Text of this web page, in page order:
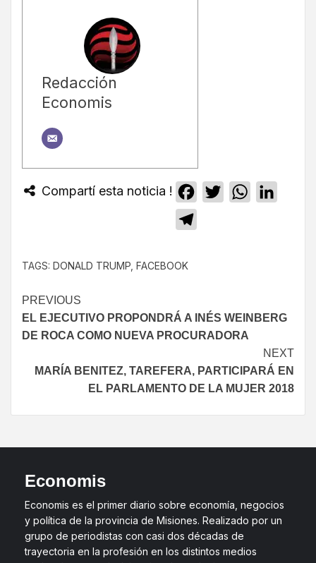
Redacción
Economis
Compartí esta noticia ! Facebook
TwitterWhatsApp
TAGS: DONALD TRUMP FACEBOOK
PREVIOUS
EL EJECUTIVO PROPONDRÁ A INÉS WEINBERG
DE ROCA COMO NUEVA PROCURADORA
NEXT
MARÍA BENITEZ, TAREFERA, PARTICIPARÁ EN
EL PARLAMENTO DE LA MUJER 2018
Economis
Economis es el primer diario sobre economía, negocios
y política de la provincia de Misiones. Realizado por un
grupo de periodistas con casi dos décadas de
trayectoria en la profesión en los distintos medios